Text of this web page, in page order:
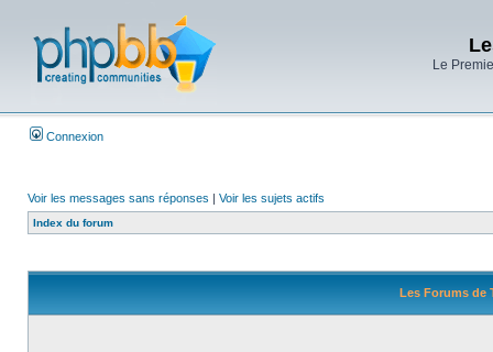
Le
Connexion
Voir les messages sans réponses | Voir les sujets actifs
Index du forum
Les Forums de